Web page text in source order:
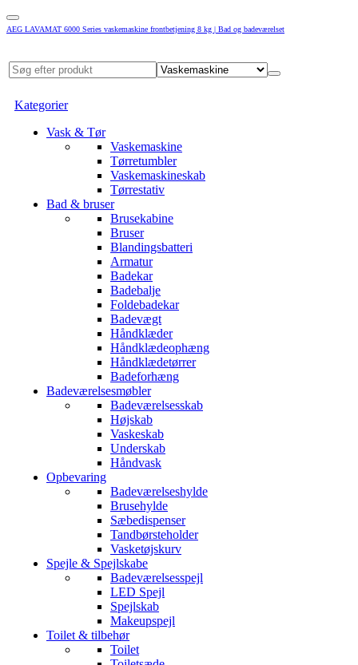
AEG LAVAMAT 6000 Series vaskemaskine frontbetjening 8 kg | Bad og badeværelset
Kategorier
Vask & Tør
Vaskemaskine
Tørretumbler
Vaskemaskineskab
Tørrestativ
Bad & bruser
Brusekabine
Bruser
Blandingsbatteri
Armatur
Badekar
Badebalje
Foldebadekar
Badevægt
Håndklæder
Håndklædeophæng
Håndklædetørrer
Badeforhæng
Badeværelsesmøbler
Badeværelsesskab
Højskab
Vaskeskab
Underskab
Håndvask
Opbevaring
Badeværelseshylde
Brusehylde
Sæbedispenser
Tandbørsteholder
Vasketøjskurv
Spejle & Spejlskabe
Badeværelsesspejl
LED Spejl
Spejlskab
Makeupspejl
Toilet & tilbehør
Toilet